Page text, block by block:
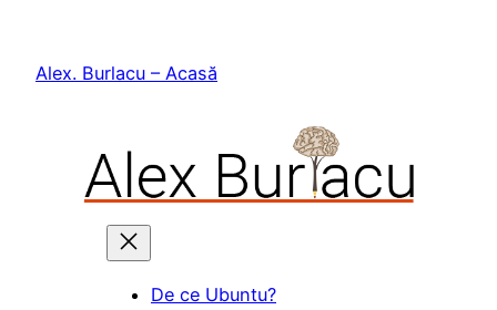
content
Alex. Burlacu – Acasă
De ce Ubuntu?